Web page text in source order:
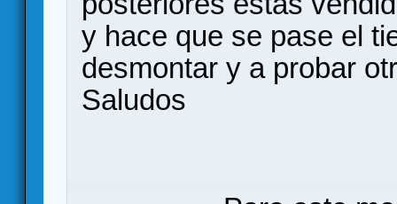
y hace que se pase el
desmontar y a probar
Saludos